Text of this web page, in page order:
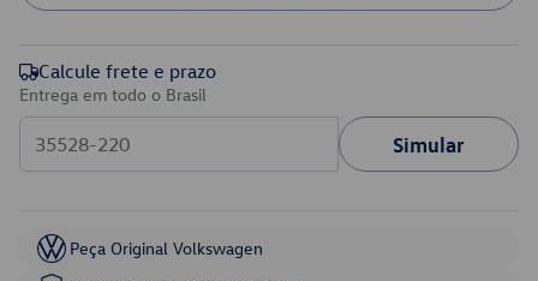
Calcule frete e prazo
Entrega em todo o Brasil
Simular
Peça Original Volkswagen